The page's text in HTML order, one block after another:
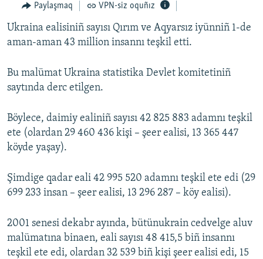
qaytmaq
MEDENİYET
İNSAN AQLARI
VİDEO
SÜRET
BLOGLAR
FİKİR
Русский
QOŞULIÑIZ!
RFE/RS bütün saytları
Paylaşmaq VPN-siz oquñız
Ukraina ealisiniñ sayısı Qırım ve Aqyarsız iyünniñ 1-de
aman-aman 43 million insannı teşkil etti.
Bu malümat Ukraina statistika Devlet komitetiniñ
saytında derc etilgen.
Böylece, daimiy ealiniñ sayısı 42 825 883 adamnı teşkil
ete (olardan 29 460 436 kişi – şeer ealisi, 13 365 447
köyde yaşay).
Şimdige qadar eali 42 995 520 adamnı teşkil ete edi (29
699 233 insan – şeer ealisi, 13 296 287 – köy ealisi).
2001 senesi dekabr ayında, bütünukrain cedvelge aluv
malümatına binaen, eali sayısı 48 415,5 biñ insannı
teşkil ete edi, olardan 32 539 biñ kişi şeer ealisi edi, 15